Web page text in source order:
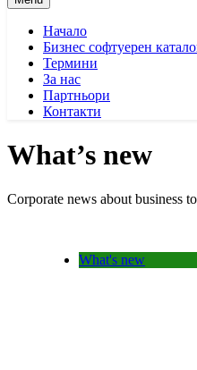
Начало
Бизнес софтуерен
Термини
За нас
Партньори
Контакти
What’s new
Corporate news about business
What's new